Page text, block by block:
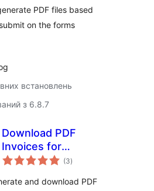
PDF files based
on the forms
встановлень
з 6.8.7
Download PDF
Invoices for
WooCommerce
(3загальний
рейтинг
)
and download PDF